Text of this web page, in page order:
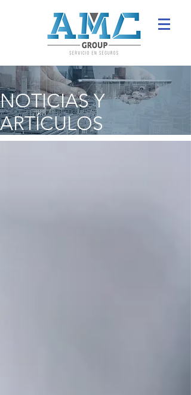
NOTICIAS Y
ARTÍCULOS